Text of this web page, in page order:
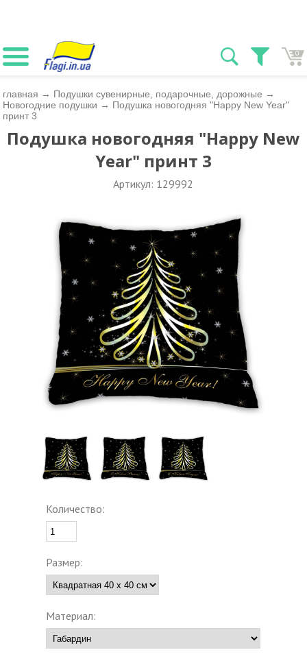
0
главная → Подушки сувенирные, подарочные, дорожные →
Новогодние подушки → Подушка новогодняя "Happy New Year"
принт 3
Подушка новогодняя "Happy New
Year" принт 3
Артикул: 129992
Количество:
Размер:
Материал: